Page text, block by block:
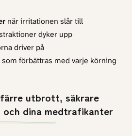
när irritationen slår till
dyker upp
driver på
som förbättras med varje körning
utbrott, säkrare
dina medtrafikanter